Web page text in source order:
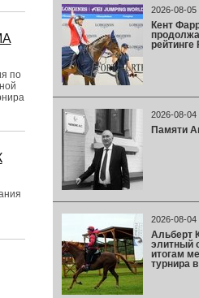
по
2026-08-05
Кент
рейтинге
2026-08-04
Памяти
2026-08-04
Альберт
элитный
итогам
турнира